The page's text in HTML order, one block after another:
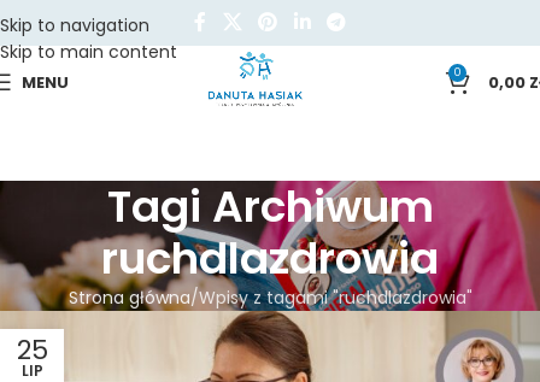
Skip to navigation
Skip to main content
MENU 0 0,00
Tagi Archiwum
ruchdlazdrowia
Strona główna Wpisy z tagami "ruchdlazdrowia"
25
LIP